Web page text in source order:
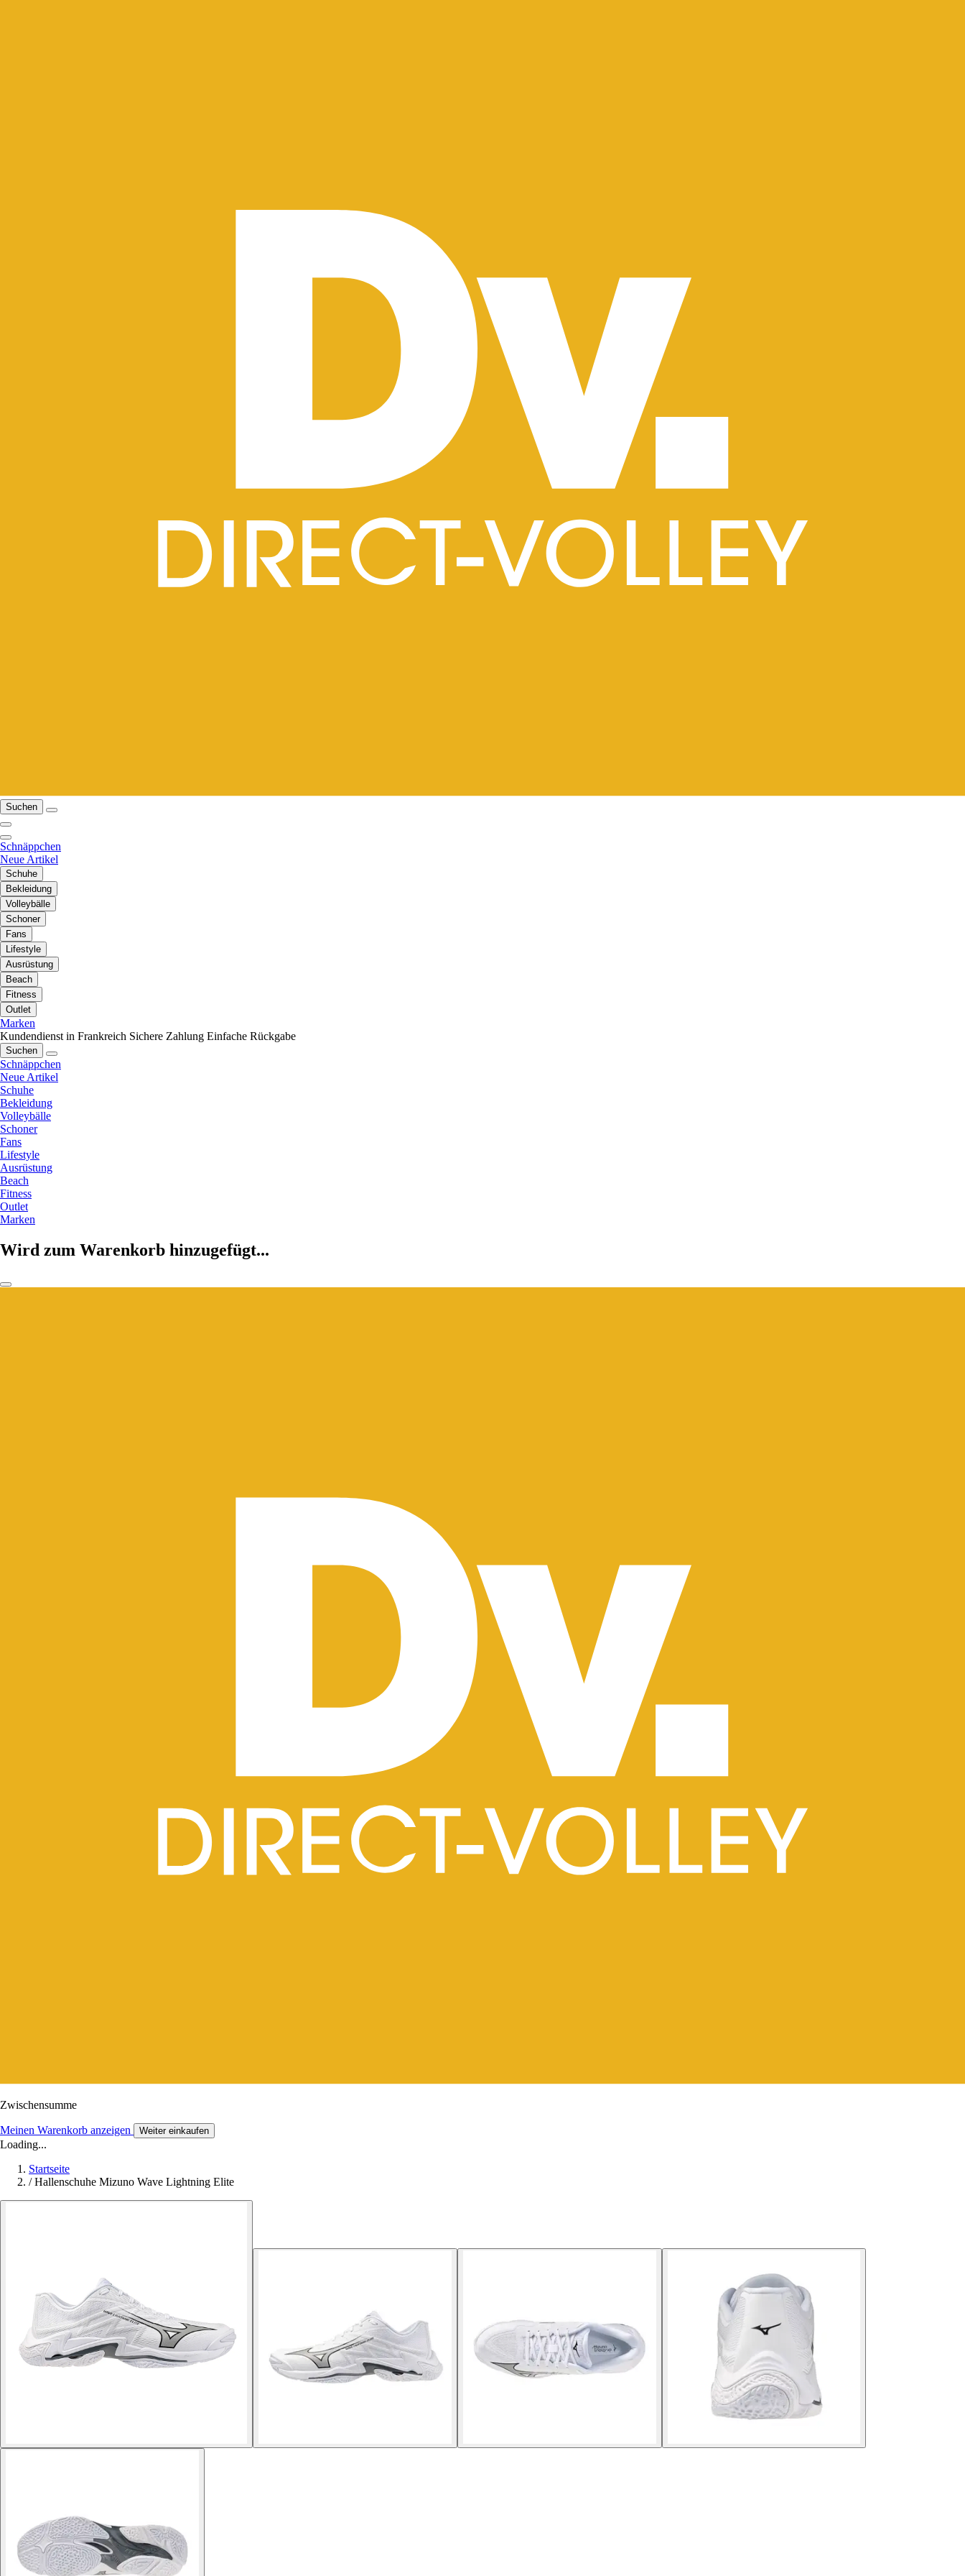
Suchen
Schnäppchen
Neue Artikel
Schuhe
Bekleidung
Volleybälle
Schoner
Fans
Lifestyle
Ausrüstung
Beach
Fitness
Outlet
Marken
Kundendienst in Frankreich Sichere Zahlung Einfache Rückgabe
Suchen
Schnäppchen
Neue Artikel
Schuhe
Bekleidung
Volleybälle
Schoner
Fans
Lifestyle
Ausrüstung
Beach
Fitness
Outlet
Marken
Wird zum Warenkorb hinzugefügt...
Zwischensumme
Meinen Warenkorb anzeigen Weiter einkaufen
Loading...
Startseite
/ Hallenschuhe Mizuno Wave Lightning Elite